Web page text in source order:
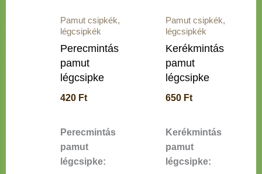
Pamut csipkék,
légcsipkék
Perecmintás
pamut
légcsipke
420 Ft
Perecmintás
pamut
légcsipke:
Pamut csipkék,
légcsipkék
Kerékmintás
pamut
légcsipke
650 Ft
Kerékmintás
pamut
légcsipke: